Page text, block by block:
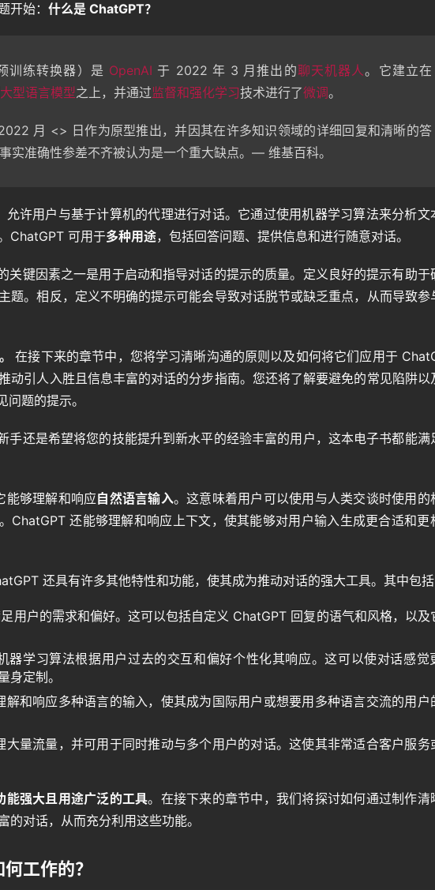
开始： 什么是 ChatGPT？
训练转换器）是 OpenAI 于 2022 年 3 月推出的聊天机器人。它建立在
大型语言模型之上，并通过监督和强化学习技术进行了微调。
月 <> 日作为原型推出，并因其在许多知识领域的详细回复和清晰的答
实准确性参差不齐被认为是一个重大缺点。— 维基百科。
许用户与基于计算机的代理进行对话。它通过使用机器学习算法来分析文
ChatGPT 可用于多种用途，包括回答问题、提供信息和进行随意对话。
关键因素之一是用于启动和指导对话的提示的质量。定义良好的提示有助于
题。相反，定义不明确的提示可能会导致对话脱节或缺乏重点，从而导致参
在接下来的章节中，您将学习清晰沟通的原则以及如何将它们应用于
动引人入胜且信息丰富的对话的分步指南。您还将了解要避免的常见陷阱以
题的提示。
手还是希望将您的技能提升到新水平的经验丰富的用户，这本电子书都能满
能够理解和响应自然语言输入。这意味着用户可以使用与人类交谈时使用的
ChatGPT 还能够理解和响应上下文，使其能够对用户输入生成更合适和更
还具有许多其他特性和功能，使其成为推动对话的强大工具。其中包括
用户的需求和偏好。这可以包括自定义 ChatGPT 回复的语气和风格，以及
器学习算法根据用户过去的交互和偏好个性化其响应。这可以使对话感觉
身定制。
解和响应多种语言的输入，使其成为国际用户或想要用多种语言交流的用户
大量流量，并可用于同时推动与多个用户的对话。这使其非常适合客户服务
能强大且用途广泛的工具。在接下来的章节中，我们将探讨如何通过制作清
对话，从而充分利用这些功能。
工作的？